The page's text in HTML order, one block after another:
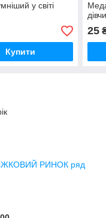
у світі
Купити
25
РИНОК ряд